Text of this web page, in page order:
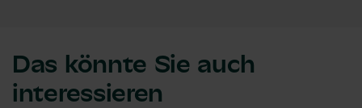
Das könnte Sie auch
interessieren